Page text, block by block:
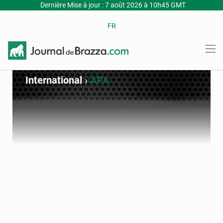
Dernière Mise à jour : 7 août 2026 à 10h45 GMT
FR
International›APA